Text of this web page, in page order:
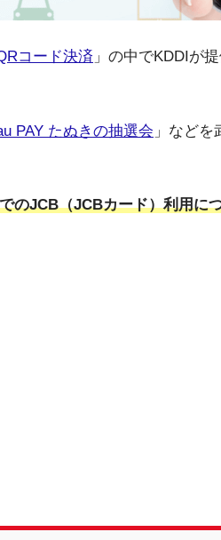
コード決済 」の中でKDDIが
PAY たぬきの抽選会 」などを
のJCB（JCBカード）利用に